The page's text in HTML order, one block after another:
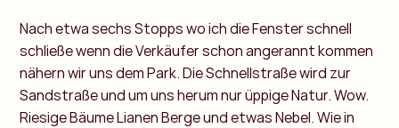
Nach etwa sechs Stopps wo ich die Fenster schnell
schließe wenn die Verkäufer schon angerannt kommen
nähern wir uns dem Park. Die Schnellstraße wird zur
Sandstraße und um uns herum nur üppige Natur. Wow.
Riesige Bäume Lianen Berge und etwas Nebel. Wie in